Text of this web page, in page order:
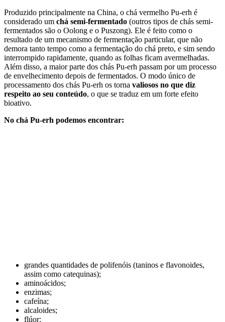
Produzido principalmente na China, o chá vermelho Pu-erh é
considerado um chá semi-fermentado (outros tipos de chás semi-
fermentados são o Oolong e o Puszong). Ele é feito como o
resultado de um mecanismo de fermentação particular, que não
demora tanto tempo como a fermentação do chá preto, e sim sendo
interrompido rapidamente, quando as folhas ficam avermelhadas.
Além disso, a maior parte dos chás Pu-erh passam por um processo
de envelhecimento depois de fermentados. O modo único de
processamento dos chás Pu-erh os torna valiosos no que diz
respeito ao seu conteúdo, o que se traduz em um forte efeito
bioativo.
No chá Pu-erh podemos encontrar:
grandes quantidades de polifenóis (taninos e flavonoides,
assim como catequinas);
aminoácidos;
enzimas;
cafeína;
alcaloides;
flúor;